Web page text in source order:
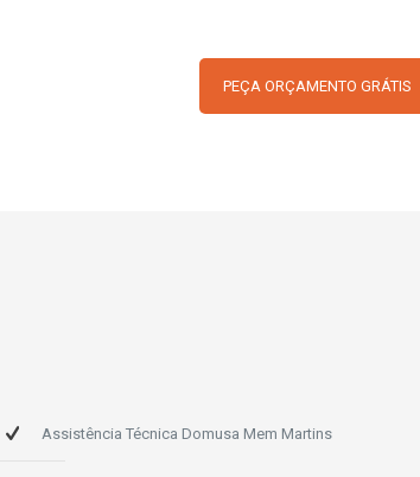
PEÇA ORÇAMENTO GRÁTIS
Assistência Técnica Domusa Mem Martins